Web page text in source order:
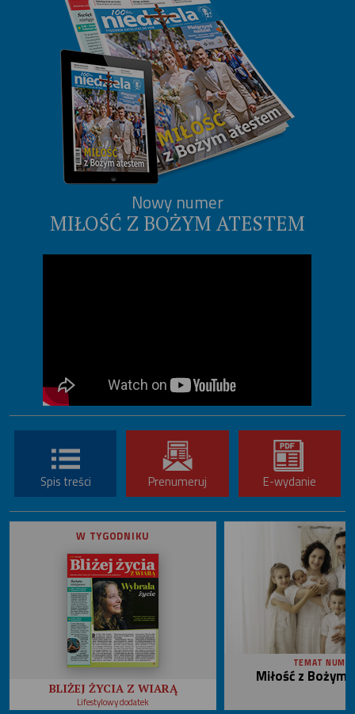
Nowy numer
MIŁOŚĆ Z BOŻYM ATESTEM
Spis treści Prenumeruj E-wydanie
W TYGODNIKU
BLIŻEJ ŻYCIA Z WIARĄ
Lifestylowy dodatek
TEMAT
Miłość z